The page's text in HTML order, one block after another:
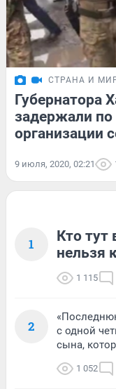
СТРАНА И
Губернатора
задержали
организации
9 июля, 2020, 02:21
1
Кто тут
нельзя
1 115
2
с одной
сына,
1 052